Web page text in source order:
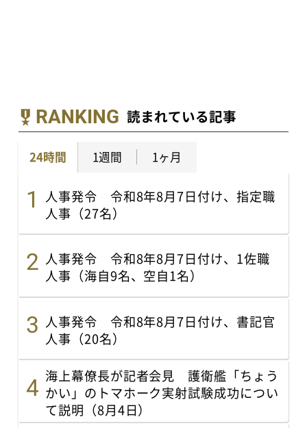
RANKING 読まれている記事
24時間 1週間 1ヶ月
人事発令 令和8年8月7日付け、指定職
人事（27名）
人事発令 令和8年8月7日付け、1佐職
人事（海自9名、空自1名）
人事発令 令和8年8月7日付け、書記官
人事（20名）
海上幕僚長が記者会見 護衛艦「ちょう
かい」のトマホーク実射試験成功につい
て説明（8月4日）